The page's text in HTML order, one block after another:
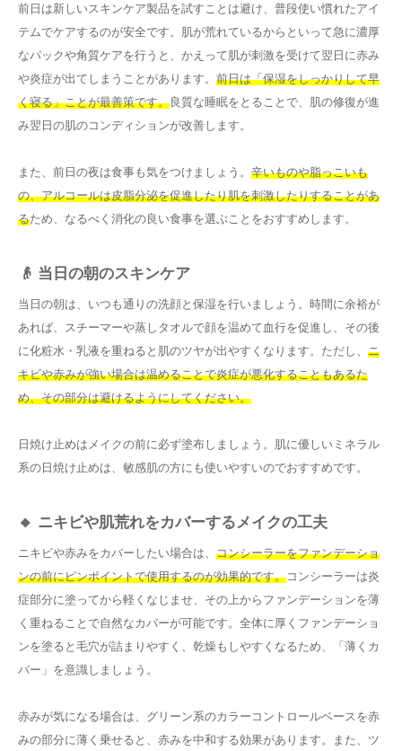
前日は新しいスキンケア製品を試すことは避け、普段使い慣れたアイ
テムでケアするのが安全です。肌が荒れているからといって急に濃厚
なパックや角質ケアを行うと、かえって肌が刺激を受けて翌日に赤み
や炎症が出てしまうことがあります。 前日は「保湿をしっかりして早
く寝る」ことが最善策です。良質な睡眠をとることで、肌の修復が進
み翌日の肌のコンディションが改善します。
また、前日の夜は食事も気をつけましょう。 辛いものや脂っこいも
の、アルコールは皮脂分泌を促進したり肌を刺激したりすることがあ
るため、なるべく消化の良い食事を選ぶことをおすすめします。
👴 当日の朝のスキンケア
当日の朝は、いつも通りの洗顔と保湿を行いましょう。時間に余裕が
あれば、スチーマーや蒸しタオルで顔を温めて血行を促進し、その後
に化粧水・乳液を重ねると肌のツヤが出やすくなります。ただし、 ニ
キビや赤みが強い場合は温めることで炎症が悪化することもあるた
め、その部分は避けるようにしてください。
日焼け止めはメイクの前に必ず塗布しましょう。肌に優しいミネラル
系の日焼け止めは、敏感肌の方にも使いやすいのでおすすめです。
🔸 ニキビや肌荒れをカバーするメイクの工夫
ニキビや赤みをカバーしたい場合は、 コンシーラーをファンデーショ
ンの前にピンポイントで使用するのが効果的です。コンシーラーは炎
症部分に塗ってから軽くなじませ、その上からファンデーションを薄
く重ねることで自然なカバーが可能です。全体に厚くファンデーショ
ンを塗ると毛穴が詰まりやすく、乾燥もしやすくなるため、「薄くカ
バー」を意識しましょう。
赤みが気になる場合は、グリーン系のカラーコントロールベースを赤
みの部分に薄く乗せると、赤みを中和する効果があります。また、ツ